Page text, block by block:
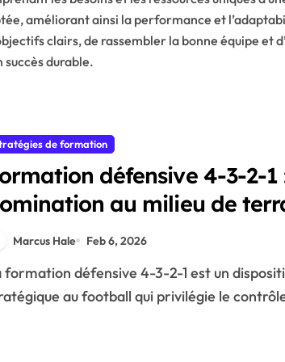
améliorant ainsi la performance et
clairs, de rassembler la bonne équipe et
durable.
de formation
défensive 4-3-2-1
au milieu de
couverture défensive,
Marcus Hale Feb 6, 2026
au football qui privilégie le